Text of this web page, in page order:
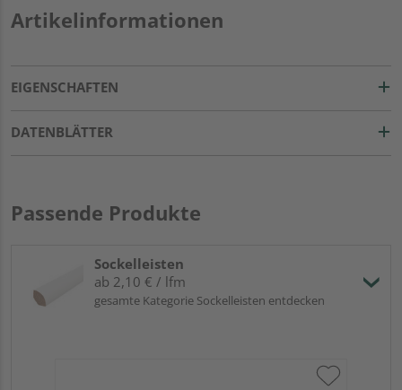
Artikelinformationen
EIGENSCHAFTEN
DATENBLÄTTER
Passende Produkte
Sockelleisten
ab 2,10 € / lfm
gesamte Kategorie Sockelleisten entdecken